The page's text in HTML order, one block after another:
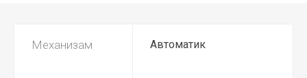
Механизам Автоматик